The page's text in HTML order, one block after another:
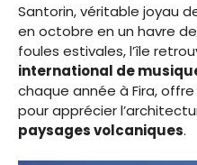
Santorin, véritable joyau
en octobre en un havre
foules estivales, l’île
international de
chaque année à Fira,
pour apprécier
paysages volcaniques.